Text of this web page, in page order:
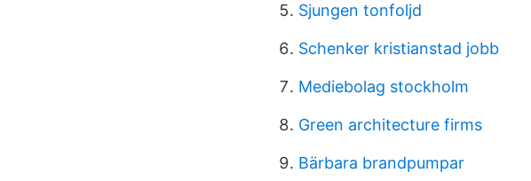
Sjungen tonfoljd
Schenker kristianstad jobb
Mediebolag stockholm
Green architecture firms
Bärbara brandpumpar